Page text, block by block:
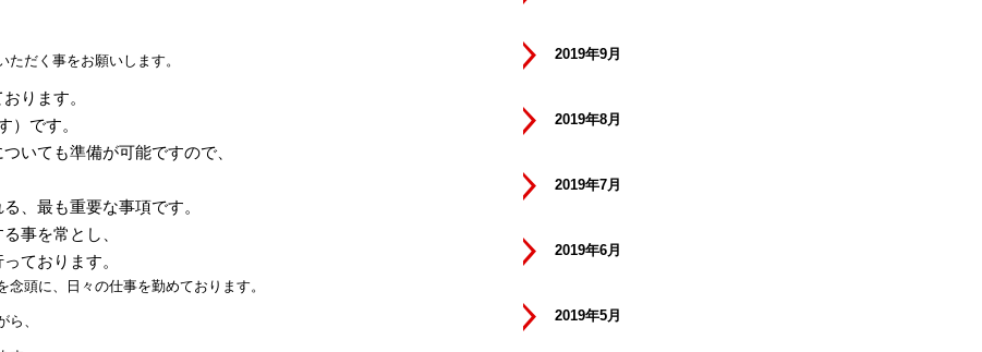
だく事をお願いします。
ります。
）です。
いても準備が可能ですので、
、最も重要な事項です。
事を常とし、
ております。
念頭に、日々の仕事を勤めております。
、
2019年9月
2019年8月
2019年7月
2019年6月
2019年5月